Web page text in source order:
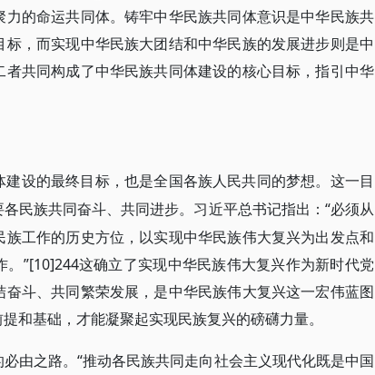
的命运共同体。铸牢中华民族共同体意识是中华民族共
，而实现中华民族大团结和中华民族的发展进步则是中
共同构成了中华民族共同体建设的核心目标，指引中华
设的最终目标，也是全国各族人民共同的梦想。这一目
民族共同奋斗、共同进步。习近平总书记指出： “必须从
工作的历史方位，以实现中华民族伟大复兴为出发点和
”[10]244这确立了实现中华民族伟大复兴作为新时代党
斗、共同繁荣发展，是中华民族伟大复兴这一宏伟蓝图
和基础，才能凝聚起实现民族复兴的磅礴力量。
必由之路。“推动各民族共同走向社会主义现代化既是中国